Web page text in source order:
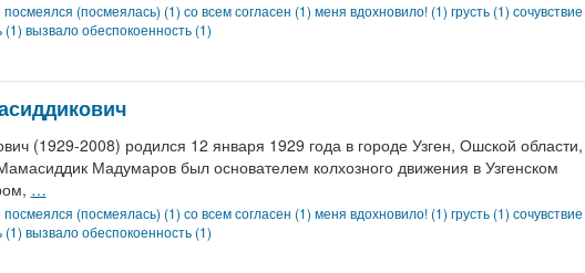
посмеялся (посмеялась) (1) со всем согласен (1) меня вдохновило! (1) грусть (1) сочувствие
(1) вызвало обеспокоенность (1)
(1929-2008) родился 12 января 1929 года в городе Узген, Ошской области,
Мадумаров был основателем колхозного движения в Узгенском
…
посмеялся (посмеялась) (1) со всем согласен (1) меня вдохновило! (1) грусть (1) сочувствие
(1) вызвало обеспокоенность (1)